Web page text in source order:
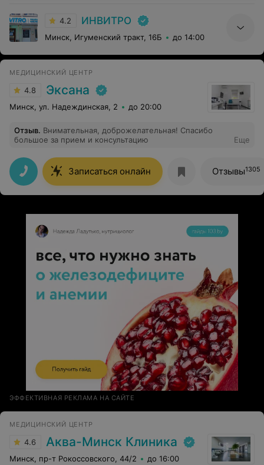
4.2 ИНВИТРО
Минск, Игуменский тракт, 16Б до 14:00
МЕДИЦИНСКИЙ ЦЕНТР
4.8 Эксана
Минск, ул. Надеждинская, 2 до 20:00
Отзыв. Внимательная, доброжелательная! Спасибо
большое за прием и консультацию
Еще
Записаться онлайн Отзывы1305
ЭФФЕКТИВНАЯ РЕКЛАМА НА САЙТЕ
МЕДИЦИНСКИЙ ЦЕНТР
4.6 Аква-Минск Клиника
Минск, пр-т Рокоссовского, 44/2 до 16:00